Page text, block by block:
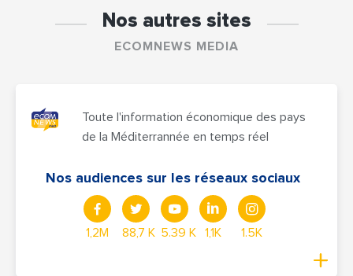
Nos autres sites
ECOMNEWS MEDIA
Toute l'information économique des pays
de la Méditerrannée en temps réel
Nos audiences sur les réseaux sociaux
1,2M 88,7 K 5.39 K 1,1K 1.5K